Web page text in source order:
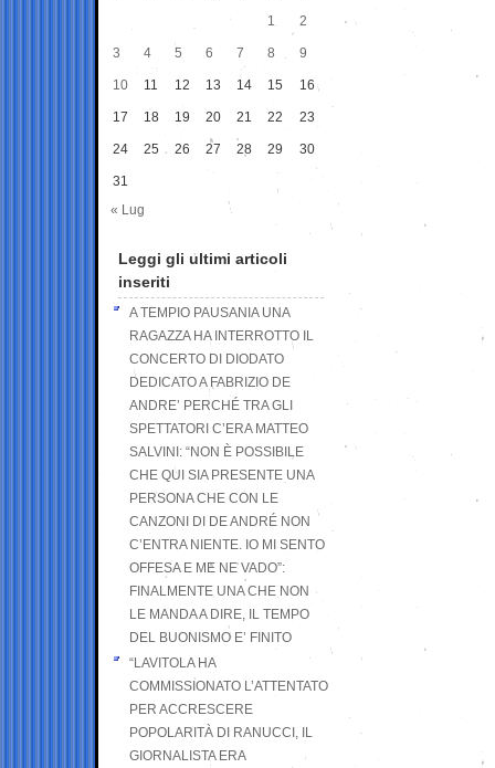
1
2
3 4 5 6 7 8 9
10 11 12 13 14 15 16
17 18 19 20 21 22 23
24 25 26 27 28 29 30
31
« Lug
Leggi gli ultimi articoli
inseriti
A TEMPIO PAUSANIA UNA
RAGAZZA HA INTERROTTO IL
CONCERTO DI DIODATO
DEDICATO A FABRIZIO DE
ANDRE’ PERCHÉ TRA GLI
SPETTATORI C’ERA MATTEO
SALVINI: “NON È POSSIBILE
CHE QUI SIA PRESENTE UNA
PERSONA CHE CON LE
CANZONI DI DE ANDRÉ NON
C’ENTRA NIENTE. IO MI SENTO
OFFESA E ME NE VADO”:
FINALMENTE UNA CHE NON
LE MANDA A DIRE, IL TEMPO
DEL BUONISMO E’ FINITO
“LAVITOLA HA
COMMISSIONATO L’ATTENTATO
PER ACCRESCERE
POPOLARITÀ DI RANUCCI, IL
GIORNALISTA ERA